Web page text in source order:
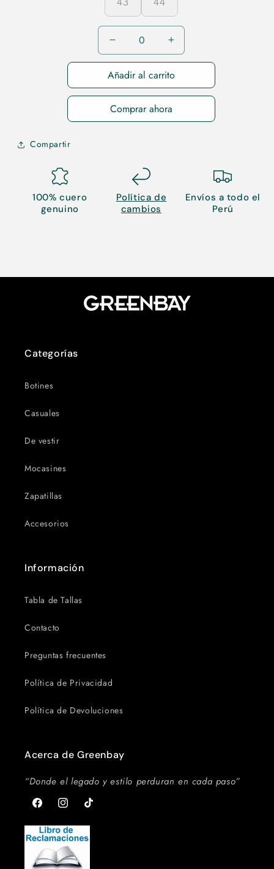
Reducir
cantidad
para
Aumentar
cantidad
para
Añadir al carrito
Comprar ahora
Compartir
100% cuero
genuino
Política de
cambios
Envíos a todo el
Perú
Categorías
Botines
Casuales
De vestir
Mocasines
Zapatillas
Accesorios
Información
Tabla de Tallas
Contacto
Preguntas frecuentes
Política de Privacidad
Política de Devoluciones
Acerca de Greenbay
“Donde el legado y estilo perduran en cada paso”
FacebookInstagramTikTok